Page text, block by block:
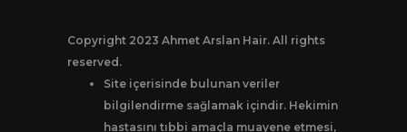
Copyright 2023 Ahmet Arslan Hair. All rights
reserved.
Site içerisinde bulunan veriler
bilgilendirme sağlamak içindir. Hekimin
hastasını tıbbi amaçla muayene etmesi,